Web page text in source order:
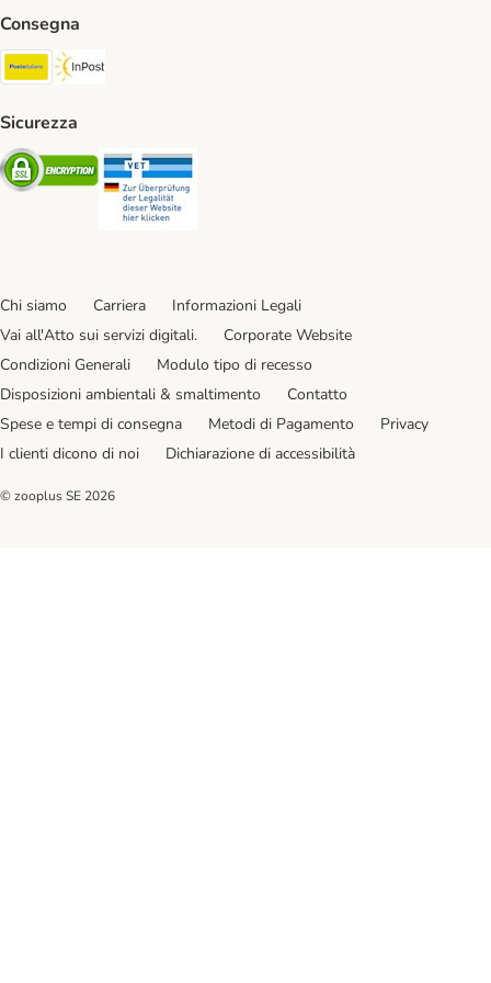
Consegna
Poste Italiane. Shipping Method
Sicurezza
Security
Chi siamo Carriera
Informazioni Legali
Vai all'Atto sui servizi digitali.
Corporate Website
Condizioni Generali
Modulo tipo di recesso
Disposizioni ambientali & smaltimento
Contatto
Spese e tempi di consegna
Metodi di Pagamento
Privacy
I clienti dicono di noi
Dichiarazione di accessibilità
© zooplus SE 2026